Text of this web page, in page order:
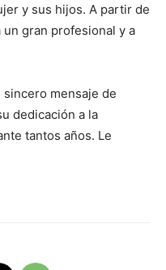
y sus hijos. A partir de
un gran profesional y a
mensaje de
dedicación a la
tantos años. Le